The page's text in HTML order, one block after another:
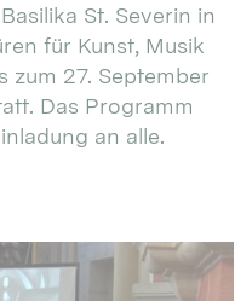
St. Severin in
für Kunst, Musik
zum 27. September
Das Programm
an alle.